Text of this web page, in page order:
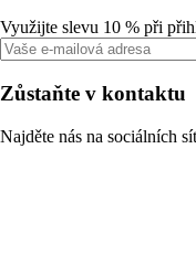
Využijte slevu 10 % při
Zůstaňte v kontaktu
Najděte nás na sociálních